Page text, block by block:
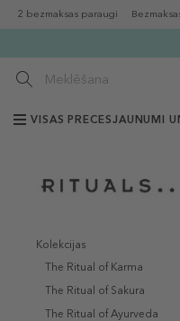
2 bezmaksas paraugi
VISAS PRECESJAUNUMI
Kolekcijas
The Ritual of Karma
The Ritual of Sakura
The Ritual of Ayurveda